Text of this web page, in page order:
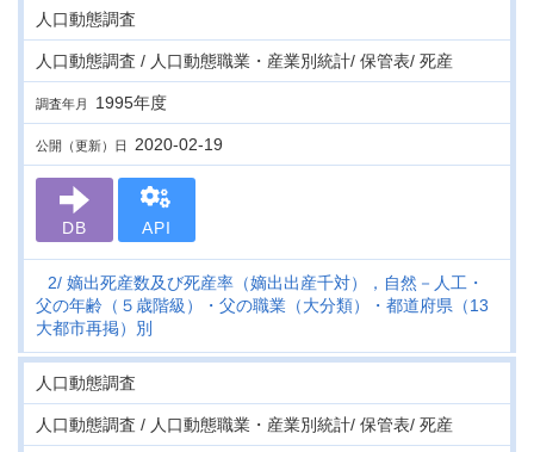
人口動態調査
人口動態調査 / 人口動態職業・産業別統計/ 保管表/ 死産
調査年月 1995年度
公開（更新）日 2020-02-19
DB API
2 嫡出死産数及び死産率（嫡出出産千対），自然－人工・
父の年齢（５歳階級）・父の職業（大分類）・都道府県（13
大都市再掲）別
人口動態調査
人口動態調査 / 人口動態職業・産業別統計/ 保管表/ 死産